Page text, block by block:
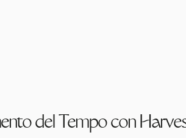
del Tempo con